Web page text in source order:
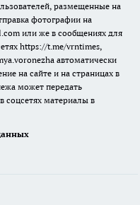
размещенные на
фотографии на
или же в сообщениях для
https://t.me/vrntimes,
автоматически
на сайте и на страницах в
может передать
соцсетях материалы в